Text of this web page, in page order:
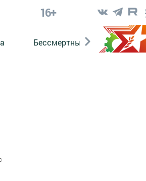
16+
Бессмертный полк. Кряшены